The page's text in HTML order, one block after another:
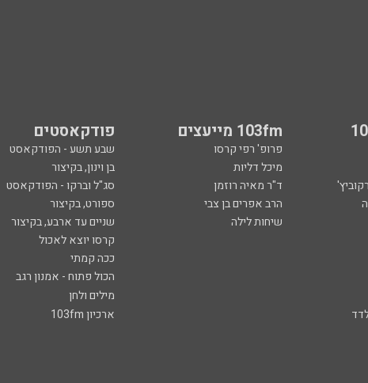
103fm מייעצים פודקאסטים
פרופ' רפי קרסו שבע תשע - הפודקאסט
מיכל דליות בן וינון, בקיצור
ד"ר מאיה רוזמן סג"ל וברקו - הפודקאסט
הרב אפרים בן צבי ספורט, בקיצור
שיחות לילה שניים עד ארבע, בקיצור
קרסו יוצא לאכול
ככה קמתי
הכול פתוח - אמנון רגב
מילים ולחן
ארכיון 103fm